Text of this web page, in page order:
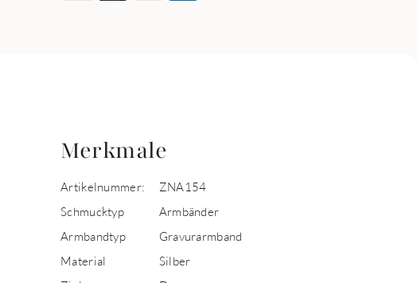
Merkmale
Artikelnummer:
ZNA154
Schmucktyp
Armbänder
Armbandtyp
Gravurarmband
Material
Silber